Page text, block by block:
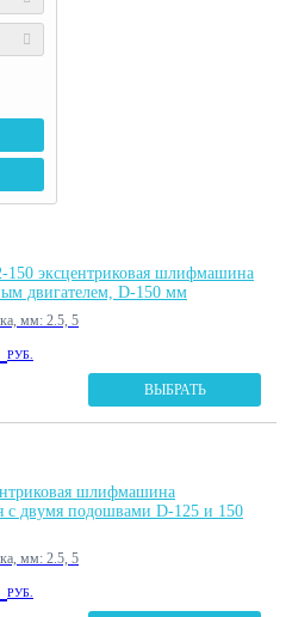
эксцентриковая шлифмашина
двигателем, D-150 мм
мм: 2.5, 5
РУБ.
ВЫБРАТЬ
шлифмашина
с двумя подошвами D-125 и 150
мм: 2.5, 5
РУБ.